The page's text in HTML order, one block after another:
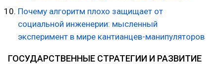
Почему алгоритм плохо защищает от
социальной инженерии: мысленный
эксперимент в мире кантианцев-манипуляторов
ГОСУДАРСТВЕННЫЕ СТРАТЕГИИ И РАЗВИТИЕ